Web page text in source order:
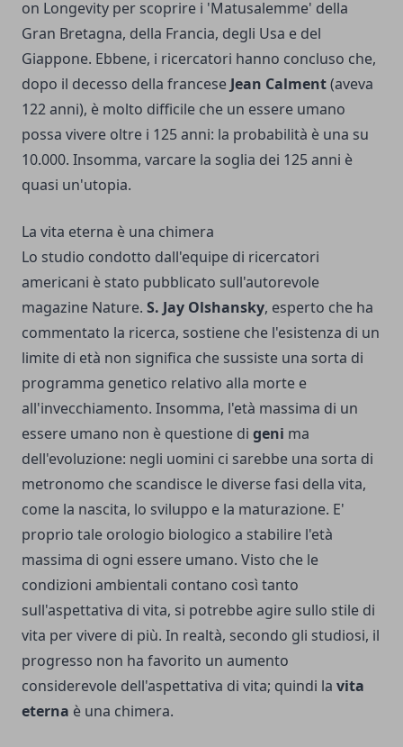
on Longevity per scoprire i 'Matusalemme' della
Gran Bretagna, della Francia, degli Usa e del
Giappone. Ebbene, i ricercatori hanno concluso che,
dopo il decesso della francese Jean Calment(aveva
122 anni), è molto difficile che un essere umano
possa vivere oltre i 125 anni: la probabilità è una su
10.000. Insomma, varcare la soglia dei 125 anni è
quasi un'utopia.
La vita eterna è una chimera
Lo studio condotto dall'equipe di ricercatori
americani è stato pubblicato sull'autorevole
magazine Nature. S. Jay Olshansky, esperto che ha
commentato la ricerca, sostiene che l'esistenza di un
limite di età non significa che sussiste una sorta di
programma genetico relativo alla morte e
all'invecchiamento. Insomma, l'età massima di un
essere umano non è questione di geni ma
dell'evoluzione: negli uomini ci sarebbe una sorta di
metronomo che scandisce le diverse fasi della vita,
come la nascita, lo sviluppo e la maturazione. E'
proprio tale orologio biologico a stabilire l'età
massima di ogni essere umano. Visto che le
condizioni ambientali contano così tanto
sull'aspettativa di vita, si potrebbe agire sullo stile di
vita per vivere di più. In realtà, secondo gli studiosi, il
progresso non ha favorito un aumento
considerevole dell'aspettativa di vita; quindi la vita
eterna è una chimera.